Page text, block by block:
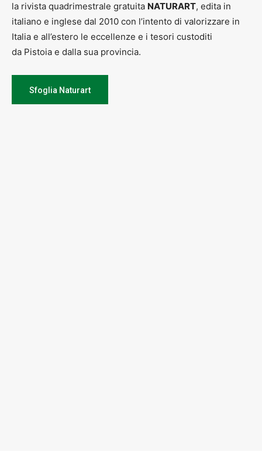
la rivista quadrimestrale gratuita NATURART, edita in
italiano e inglese dal 2010 con l’intento di valorizzare in
Italia e all’estero le eccellenze e i tesori custoditi
da Pistoia e dalla sua provincia.
Sfoglia Naturart